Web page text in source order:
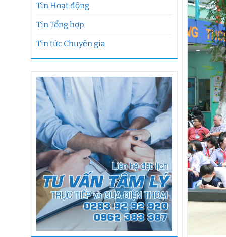
Tin Hoạt động
Tin Tổng hợp
Tin tức Chuyên gia